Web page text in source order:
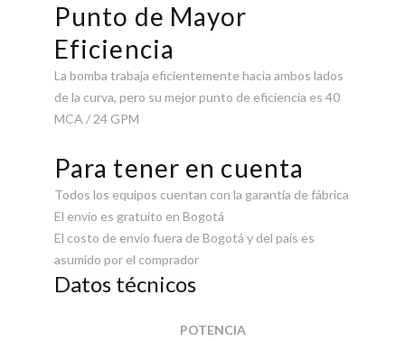
Punto de Mayor
Eficiencia
La bomba trabaja eficientemente hacia ambos lados
de la curva, pero su mejor punto de eficiencia es 40
MCA / 24 GPM
Para tener en cuenta
Todos los equipos cuentan con la garantía de fábrica
El envío es gratuito en Bogotá
El costo de envío fuera de Bogotá y del país es
asumido por el comprador
Datos técnicos
POTENCIA